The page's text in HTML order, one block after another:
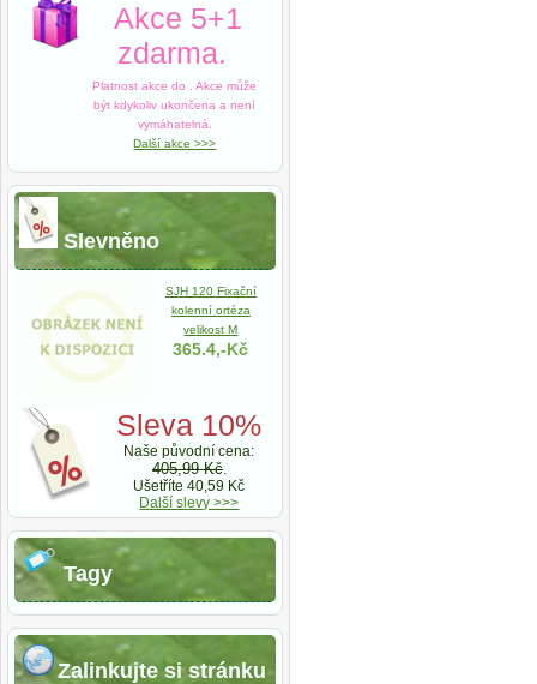
Akce 5+1
zdarma.
Platnost akce do
. Akce může
být kdykoliv ukončena a není
vymáhatelná.
Další akce >>>
Slevněno
SJH 120 Fixační
kolenní ortéza
velikost M
365.4,-Kč
Sleva 10%
Naše původní cena:
405,99 Kč.
Ušetříte 40,59 Kč
Další slevy >>>
Tagy
Zalinkujte si stránku